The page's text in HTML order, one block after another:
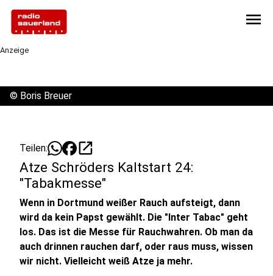
menu
Anzeige
© Boris Breuer
Teilen: open_in_new
Atze Schröders Kaltstart 24:
"Tabakmesse"
Wenn in Dortmund weißer Rauch aufsteigt, dann
wird da kein Papst gewählt. Die "Inter Tabac" geht
los. Das ist die Messe für Rauchwahren. Ob man da
auch drinnen rauchen darf, oder raus muss, wissen
wir nicht. Vielleicht weiß Atze ja mehr.